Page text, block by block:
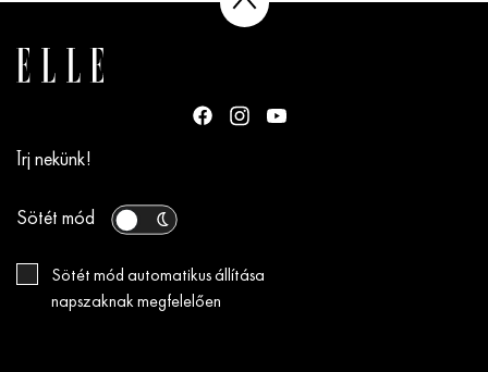
Írj nekünk!
Sötét mód
Sötét mód automatikus állítása
napszaknak megfelelően